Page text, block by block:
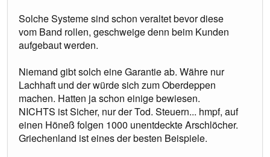
Solche Systeme sind schon veraltet bevor diese
vom Band rollen, geschweige denn beim Kunden
aufgebaut werden.
Niemand gibt solch eine Garantie ab. Währe nur
Lachhaft und der würde sich zum Oberdeppen
machen. Hatten ja schon einige bewiesen.
NICHTS ist Sicher, nur der Tod. Steuern... hmpf, auf
einen Höneß folgen 1000 unentdeckte Arschlöcher.
Griechenland ist eines der besten Beispiele.